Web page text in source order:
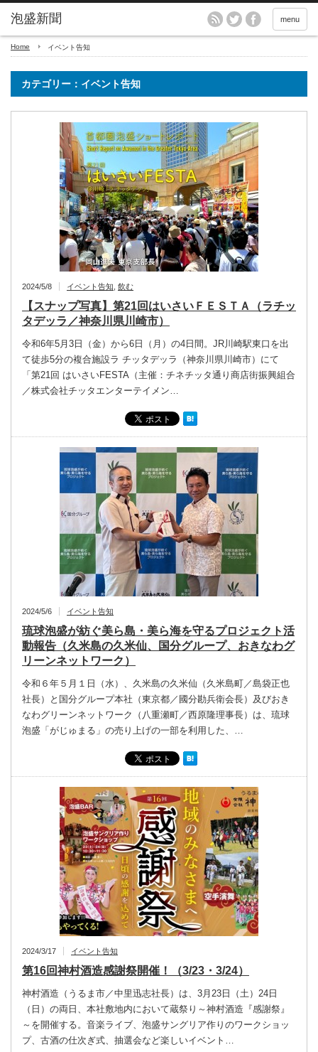
menu
Home イベント告知
カテゴリー：イベント告知
2024/5/8 イベント告知 飲む
【スナップ写真】第21回はいさいＦＥＳＴＡ（ラチッ
タデッラ／神奈川県川崎市）
令和6年5月3日（金）から6日（月）の4日間。JR川崎駅東口を出
て徒歩5分の複合施設ラ チッタデッラ（神奈川県川崎市）にて
「第21回 はいさいFESTA（主催：チネチッタ通り商店街振興組合
／株式会社チッタエンターテイメン…
2024/5/6 イベント告知
琉球泡盛が紡ぐ美ら島・美ら海を守るプロジェクト活
動報告（久米島の久米仙、国分グループ、おきなわグ
リーンネットワーク）
令和６年５月１日（水）、久米島の久米仙（久米島町／島袋正也
社長）と国分グループ本社（東京都／國分勘兵衛会長）及びおき
なわグリーンネットワーク（八重瀬町／西原隆理事長）は、琉球
泡盛「がじゅまる」の売り上げの一部を利用した、…
2024/3/17 イベント告知
第16回神村酒造感謝祭開催！（3/23・3/24）
神村酒造（うるま市／中里迅志社長）は、3月23日（土）24日
（日）の両日、本社敷地内において蔵祭り～神村酒造『感謝祭』
～を開催する。音楽ライブ、泡盛サングリア作りのワークショッ
プ、古酒の仕次ぎ式、抽選会など楽しいイベント…